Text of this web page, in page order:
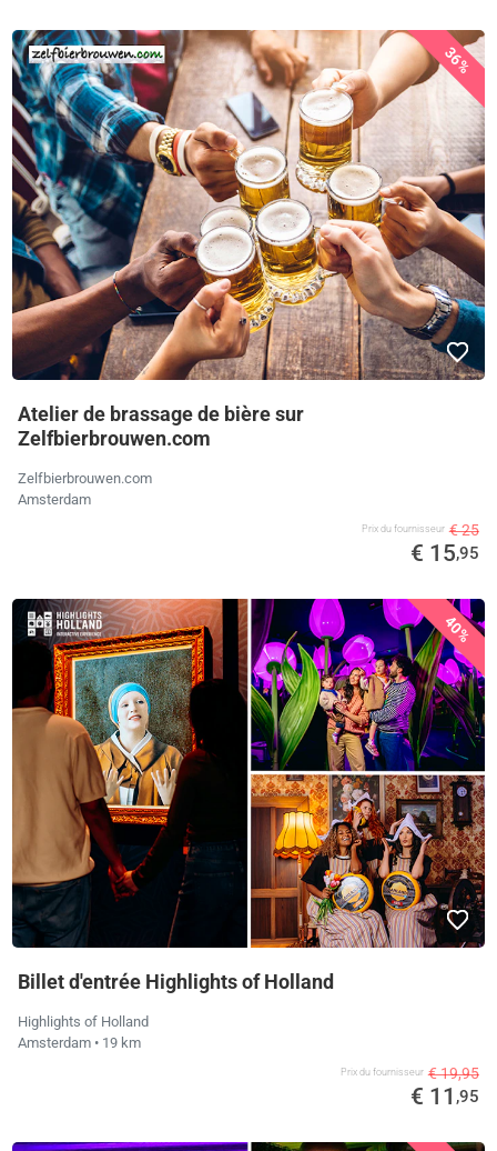
36%
Atelier de brassage de bière sur
Zelfbierbrouwen.com
Zelfbierbrouwen.com
Amsterdam
Prix ​​du fournisseur € 25
€ 15,95
40%
Billet d'entrée Highlights of Holland
Highlights of Holland
Amsterdam • 19 km
Prix ​​du fournisseur € 19,95
€ 11 ,95